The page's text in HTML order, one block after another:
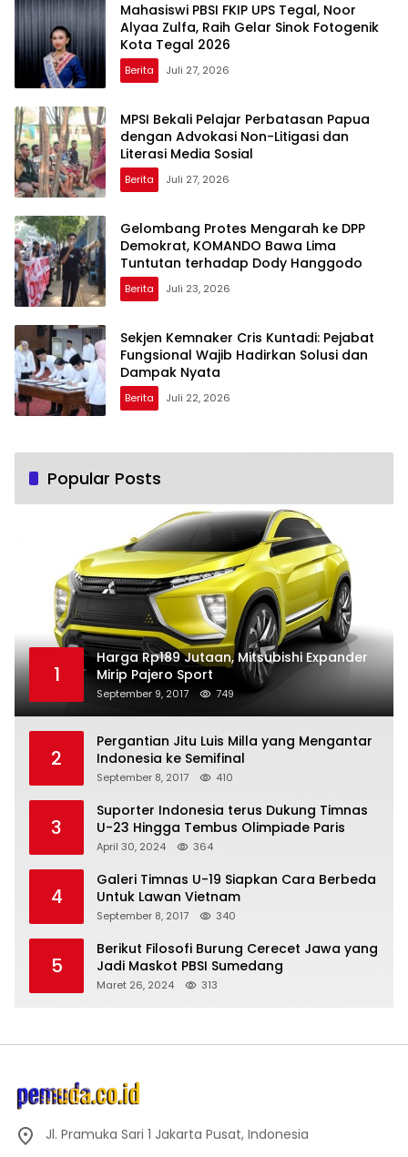
Mahasiswi PBSI FKIP UPS Tegal, Noor
Alyaa Zulfa, Raih Gelar Sinok Fotogenik
Kota Tegal 2026
Berita Juli 27, 2026
MPSI Bekali Pelajar Perbatasan Papua
dengan Advokasi Non-Litigasi dan
Literasi Media Sosial
Berita Juli 27, 2026
Gelombang Protes Mengarah ke DPP
Demokrat, KOMANDO Bawa Lima
Tuntutan terhadap Dody Hanggodo
Berita Juli 23, 2026
Sekjen Kemnaker Cris Kuntadi: Pejabat
Fungsional Wajib Hadirkan Solusi dan
Dampak Nyata
Berita Juli 22, 2026
Popular Posts
1
Harga Rp189 Jutaan, Mitsubishi Expander
Mirip Pajero Sport
September 9, 2017 749
2
Pergantian Jitu Luis Milla yang Mengantar
Indonesia ke Semifinal
September 8, 2017 410
3
Suporter Indonesia terus Dukung Timnas
U-23 Hingga Tembus Olimpiade Paris
April 30, 2024 364
4
Galeri Timnas U-19 Siapkan Cara Berbeda
Untuk Lawan Vietnam
September 8, 2017 340
5
Berikut Filosofi Burung Cerecet Jawa yang
Jadi Maskot PBSI Sumedang
Maret 26, 2024 313
Jl. Pramuka Sari 1 Jakarta Pusat, Indonesia